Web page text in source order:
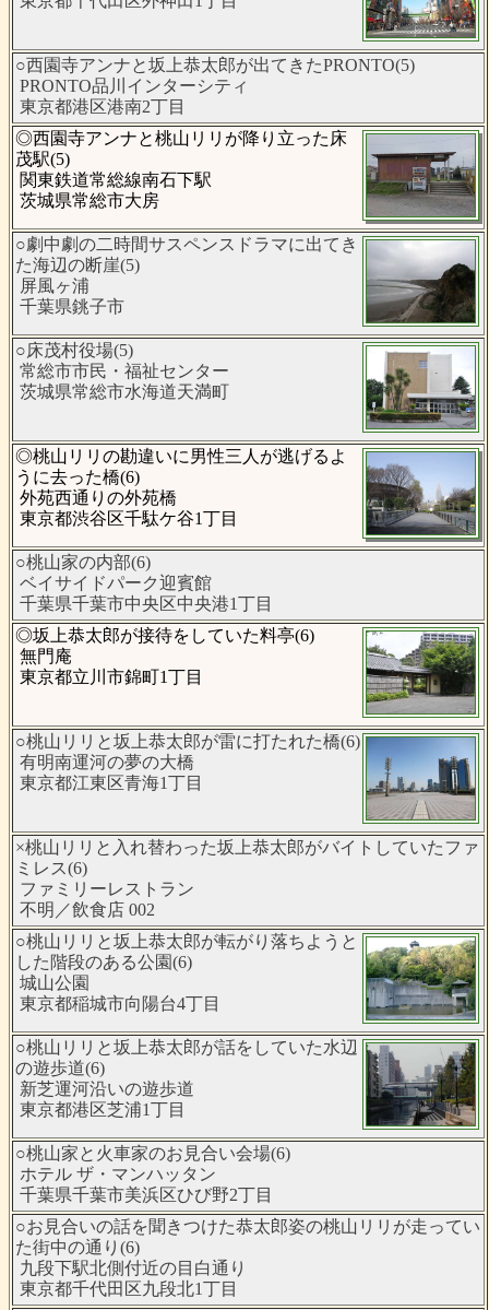
○西園寺アンナと坂上恭太郎が出てきたPRONTO(5)
PRONTO品川インターシティ
東京都港区港南2丁目
◎西園寺アンナと桃山リリが降り立った床
茂駅(5)
関東鉄道常総線南石下駅
茨城県常総市大房
○劇中劇の二時間サスペンスドラマに出てき
た海辺の断崖(5)
屏風ヶ浦
千葉県銚子市
○床茂村役場(5)
常総市市民・福祉センター
茨城県常総市水海道天満町
◎桃山リリの勘違いに男性三人が逃げるよ
うに去った橋(6)
外苑西通りの外苑橋
東京都渋谷区千駄ケ谷1丁目
○桃山家の内部(6)
ベイサイドパーク迎賓館
千葉県千葉市中央区中央港1丁目
◎坂上恭太郎が接待をしていた料亭(6)
無門庵
東京都立川市錦町1丁目
○桃山リリと坂上恭太郎が雷に打たれた橋(6)
有明南運河の夢の大橋
東京都江東区青海1丁目
×桃山リリと入れ替わった坂上恭太郎がバイトしていたファ
ミレス(6)
ファミリーレストラン
不明／飲食店 002
○桃山リリと坂上恭太郎が転がり落ちようと
した階段のある公園(6)
城山公園
東京都稲城市向陽台4丁目
○桃山リリと坂上恭太郎が話をしていた水辺
の遊歩道(6)
新芝運河沿いの遊歩道
東京都港区芝浦1丁目
○桃山家と火車家のお見合い会場(6)
ホテル ザ・マンハッタン
千葉県千葉市美浜区ひび野2丁目
○お見合いの話を聞きつけた恭太郎姿の桃山リリが走ってい
た街中の通り(6)
九段下駅北側付近の目白通り
東京都千代田区九段北1丁目